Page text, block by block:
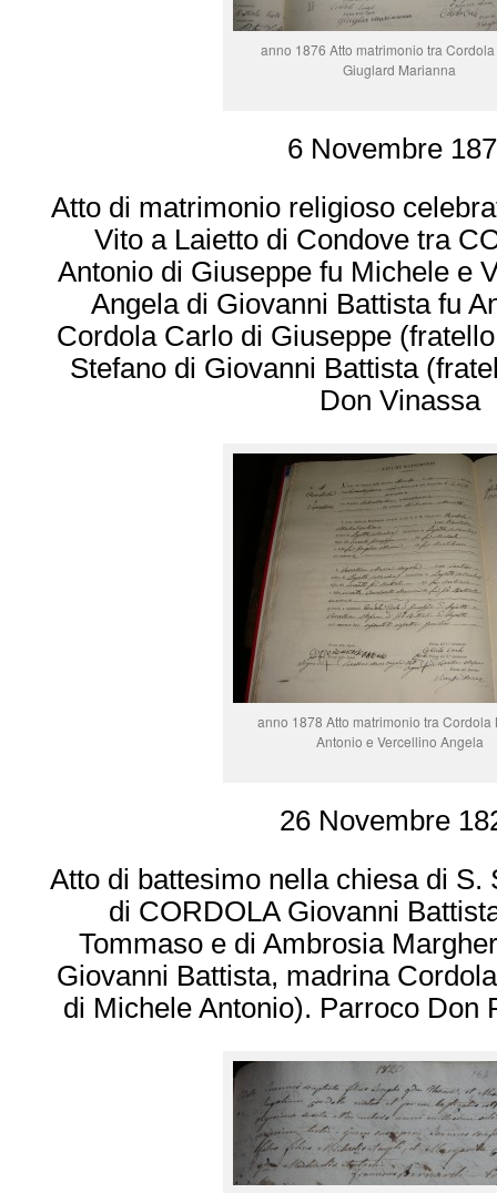
anno 1876 Atto matrimonio tra
Giuglard Marianna
6 Novembre
Atto di matrimonio religioso
Vito a Laietto di Condove tra
Antonio di Giuseppe fu Michele e
Angela di Giovanni Battista fu
Cordola Carlo di Giuseppe
Stefano di Giovanni Battista
Don Vinassa
anno 1878 Atto matrimonio tra Cordola
Antonio e Vercellino Angela
26 Novembre
Atto di battesimo nella chiesa di S.
di CORDOLA Giovanni
Tommaso e di Ambrosia
Giovanni Battista, madrina
di Michele Antonio). Parroco Don